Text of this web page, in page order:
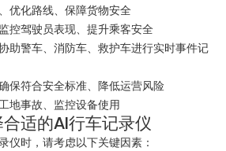
优化路线、保障货物安全
控驾驶员表现、提升乘客安全
助警车、消防车、救护车进行实时事件记
保符合安全标准、降低运营风险
地事故、监控设备使用
适的AI行车记录仪
仪时，请考虑以下关键因素：